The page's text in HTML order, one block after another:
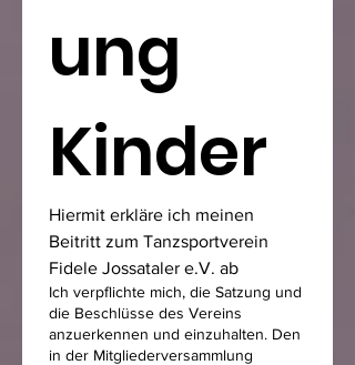
ung
Kinder
Hiermit erkläre ich meinen
Beitritt zum Tanzsportverein
Ich verpflichte mich, die Satzung und
die Beschlüsse des Vereins
anzuerkennen und einzuhalten. Den
in der Mitgliederversammlung